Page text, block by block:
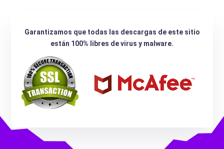
Garantizamos que todas las descargas de este sitio
están 100% libres de virus y malware.